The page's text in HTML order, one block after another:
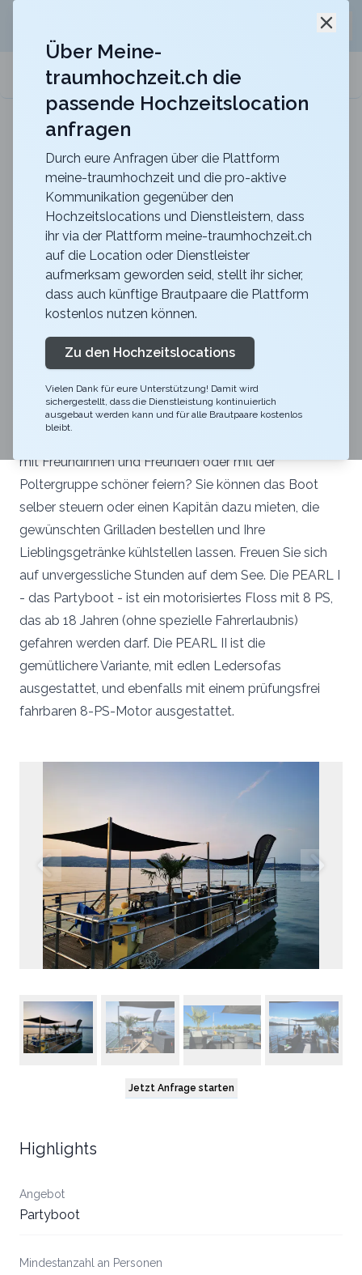
meine-traumhochzeit.ch
Maxililian
Für eine unvergessliche Feier mit einer herrlich
Zurück zur Suche
EVENT-PEARL GRILL |
CHILL | PARTYBOOT
5
Partyboot
Feiern
SG
Link teilen
Bei Sonnenuntergang gemütlich über den See tuckern,
Musik hören, feinste Grilladen geniessen, entspannt
zurücklehnen oder tanzen: Wie lässt sich ein Abend
mit Freundinnen und Freunden oder mit der
Poltergruppe schöner feiern? Sie können das Boot
selber steuern oder einen Kapitän dazu mieten, die
gewünschten Grilladen bestellen und Ihre
Lieblingsgetränke kühlstellen lassen. Freuen Sie sich
auf unvergessliche Stunden auf dem See. Die PEARL I
- das Partyboot - ist ein motorisiertes Floss mit 8 PS,
das ab 18 Jahren (ohne spezielle Fahrerlaubnis)
gefahren werden darf. Die PEARL II ist die
gemütlichere Variante, mit edlen Ledersofas
ausgestattet, und ebenfalls mit einem prüfungsfrei
fahrbaren 8-PS-Motor ausgestattet.
Jetzt Anfrage starten
Highlights
Angebot
Partyboot
Mindestanzahl an Personen
Über Meine-
traumhochzeit.ch die
passende Hochzeitslocation
anfragen
Durch eure Anfragen über die Plattform
meine-traumhochzeit und die pro-aktive
Kommunikation gegenüber den
Hochzeitslocations und Dienstleistern, dass
ihr via der Plattform meine-traumhochzeit.ch
auf die Location oder Dienstleister
aufmerksam geworden seid, stellt ihr sicher,
dass auch künftige Brautpaare die Plattform
kostenlos nutzen können.
Zu den Hochzeitslocations
Vielen Dank für eure Unterstützung! Damit wird
sichergestellt, dass die Dienstleistung kontinuierlich
ausgebaut werden kann und für alle Brautpaare kostenlos
bleibt.